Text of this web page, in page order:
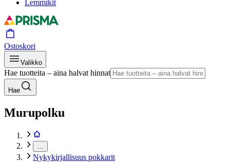
Lemmikit
Ostoskori
Valikko
Hae tuotteita – aina halvat hinnat
Hae
Murupolku
Nykykirjallisuus pokkarit